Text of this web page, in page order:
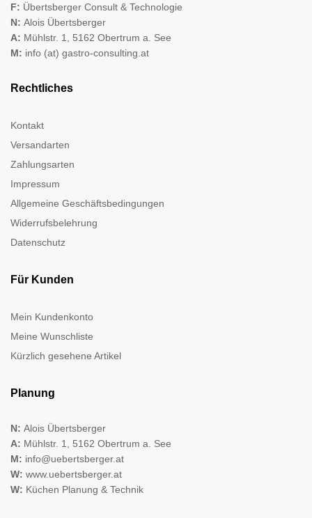
F: Übertsberger Consult & Technologie
N: Alois Übertsberger
A: Mühlstr. 1, 5162 Obertrum a. See
M: info (at) gastro-consulting.at
Rechtliches
Kontakt
Versandarten
Zahlungsarten
Impressum
Allgemeine Geschäftsbedingungen
Widerrufsbelehrung
Datenschutz
Für Kunden
Mein Kundenkonto
Meine Wunschliste
Kürzlich gesehene Artikel
Planung
N: Alois Übertsberger
A: Mühlstr. 1, 5162 Obertrum a. See
M: info@uebertsberger.at
W: www.uebertsberger.at
W: Küchen Planung & Technik